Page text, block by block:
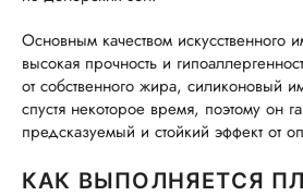
Основным качеством искусственного
высокая прочность и
от собственного жира, силиконовый
спустя некоторое время, поэтому он
предсказуемый и стойкий эффект от
КАК ВЫПОЛНЯЕТСЯ